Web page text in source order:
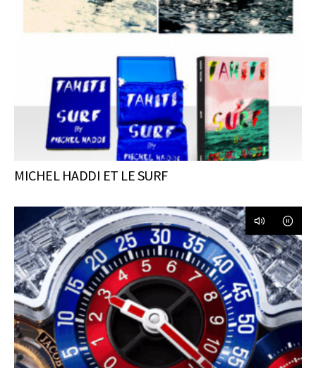
MICHEL HADDI ET LE SURF